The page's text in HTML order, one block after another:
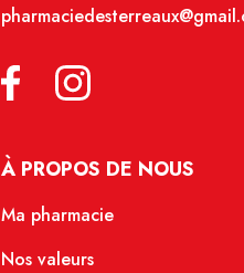
À PROPOS DE NOUS
Ma pharmacie
Nos valeurs